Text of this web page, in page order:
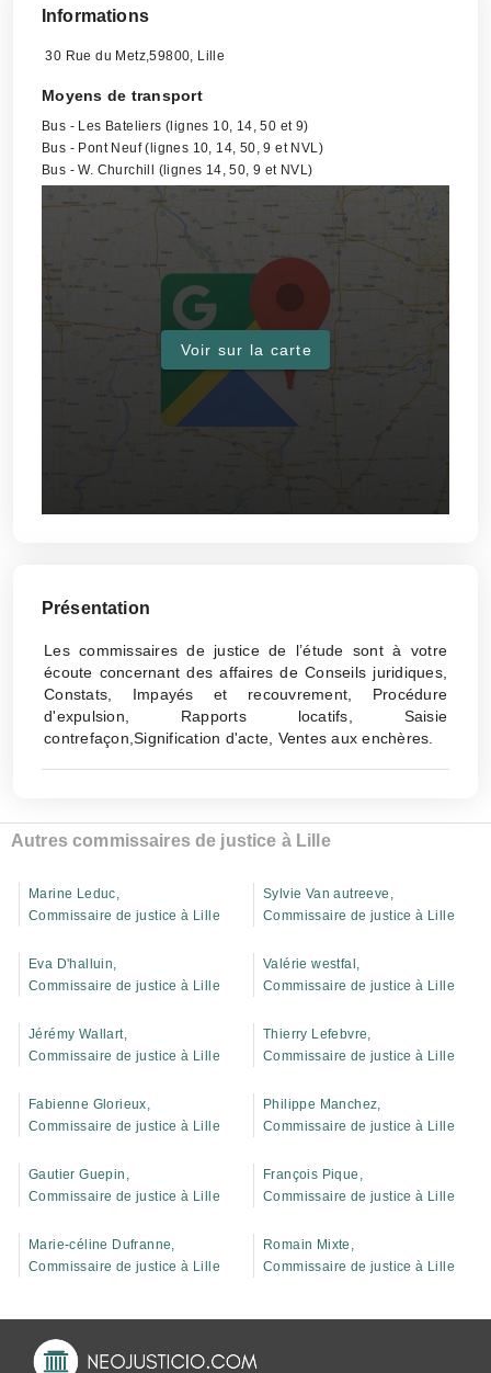
Informations
30 Rue du Metz,59800, Lille
Moyens de transport
Bus - Les Bateliers (lignes 10, 14, 50 et 9)
Bus - Pont Neuf (lignes 10, 14, 50, 9 et NVL)
Bus - W. Churchill (lignes 14, 50, 9 et NVL)
Voir sur la carte
Présentation
Les commissaires de justice de l’étude sont à votre
écoute concernant des affaires de Conseils juridiques,
Constats, Impayés et recouvrement, Procédure
d'expulsion, Rapports locatifs, Saisie
contrefaçon,Signification d'acte, Ventes aux enchères.
Autres commissaires de justice à Lille
Marine Leduc,
Commissaire de justice à Lille
Sylvie Van autreeve,
Commissaire de justice à Lille
Eva D'halluin,
Commissaire de justice à Lille
Valérie westfal,
Commissaire de justice à Lille
Jérémy Wallart,
Commissaire de justice à Lille
Thierry Lefebvre,
Commissaire de justice à Lille
Fabienne Glorieux,
Commissaire de justice à Lille
Philippe Manchez,
Commissaire de justice à Lille
Gautier Guepin,
Commissaire de justice à Lille
François Pique,
Commissaire de justice à Lille
Marie-céline Dufranne,
Commissaire de justice à Lille
Romain Mixte,
Commissaire de justice à Lille